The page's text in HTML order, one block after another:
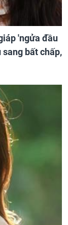
'ngửa đầu
bất chấp,